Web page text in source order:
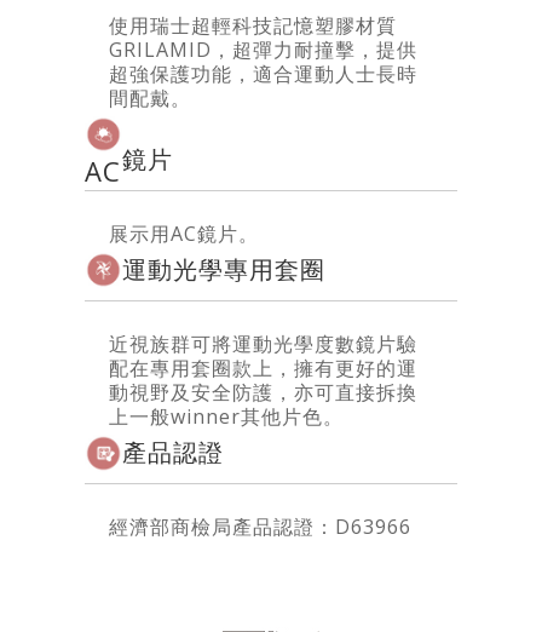
使用瑞士超輕科技記憶塑膠材質
GRILAMID，超彈力耐撞擊，提供
超強保護功能，適合運動人士長時
間配戴。
AC鏡片
展示用AC鏡片。
運動光學專用套圈
近視族群可將運動光學度數鏡片驗
配在專用套圈款上，擁有更好的運
動視野及安全防護，亦可直接拆換
上一般winner其他片色。
產品認證
經濟部商檢局產品認證：D63966